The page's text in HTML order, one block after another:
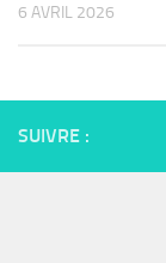
6 AVRIL 2026
SUIVRE :